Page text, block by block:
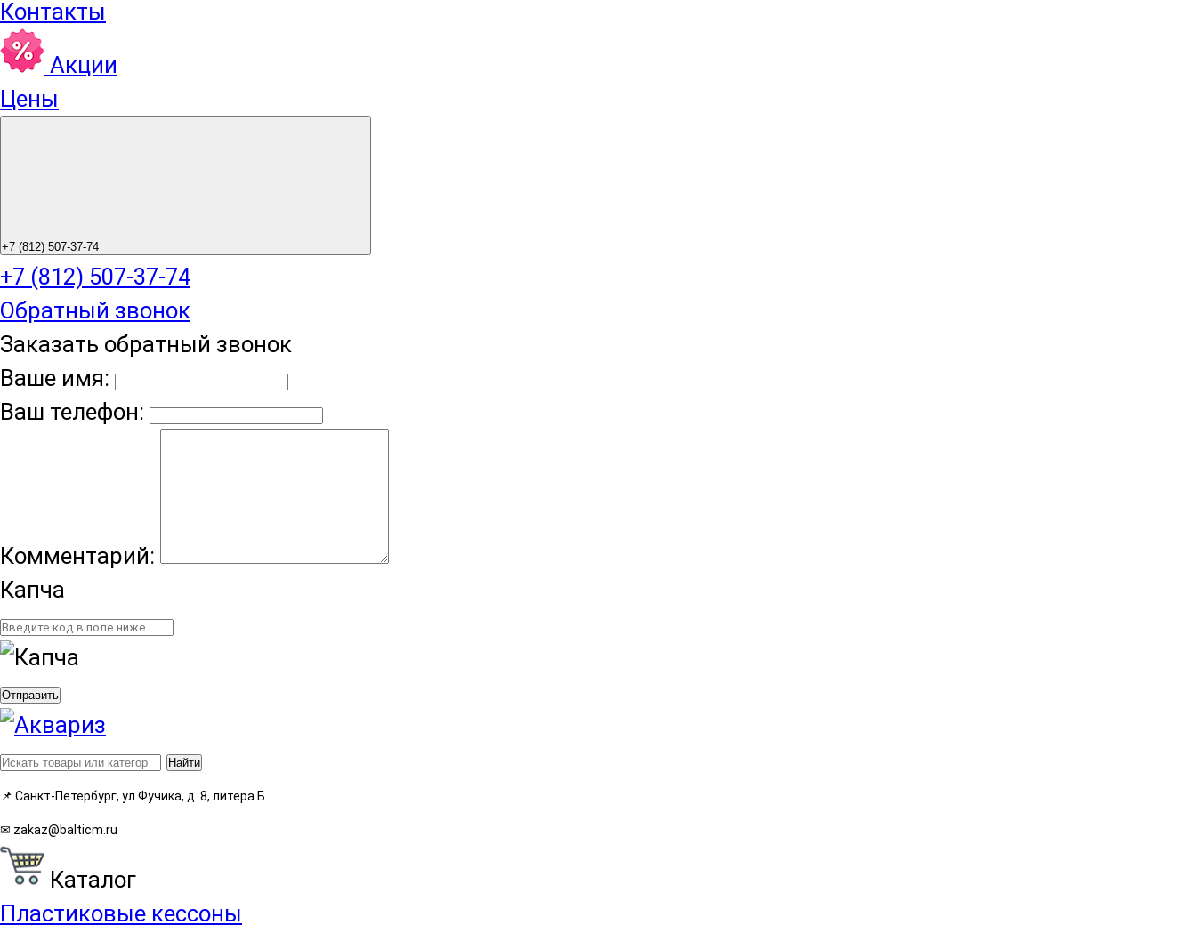
Контакты
Акции
Цены
+7 (812) 507-37-74
+7 (812) 507-37-74
Обратный звонок
Заказать обратный звонок
Ваше имя:
Ваш телефон:
Комментарий:
Капча
Отправить
Найти
📌 Санкт-Петербург, ул Фучика, д. 8, литера Б.
✉ zakaz@balticm.ru
Каталог
Пластиковые кессоны